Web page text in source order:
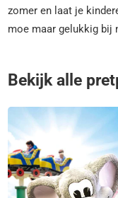
zomer en laat je
moe maar gelukkig bij
Bekijk alle